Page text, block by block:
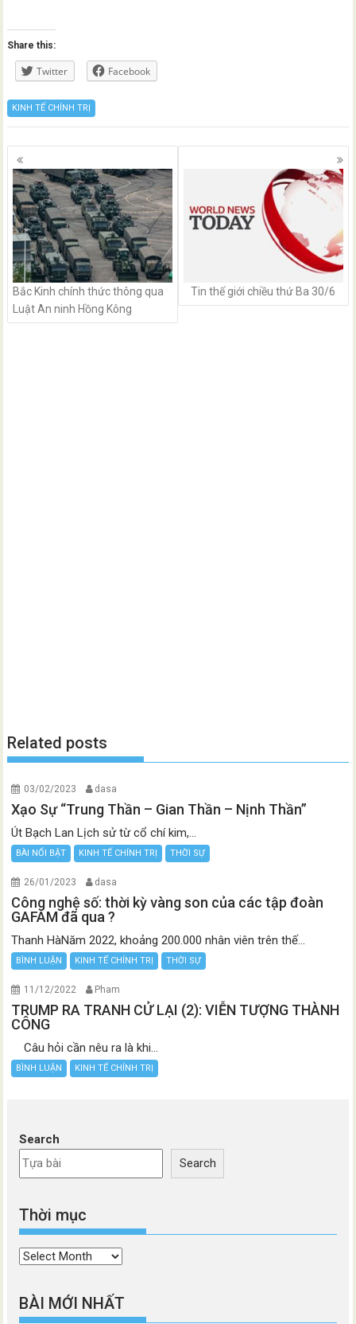
Share this:
Twitter Facebook
KINH TẾ CHÍNH TRỊ
Posts
navigation
Bắc Kinh chính thức thông qua
Luật An ninh Hồng Kông
Tin thế giới chiều thứ Ba 30/6
Related posts
03/02/2023 dasa
Xạo Sự “Trung Thần – Gian Thần – Nịnh Thần”
Út Bạch Lan Lịch sử từ cổ chí kim,...
BÀI NỔI BẬT KINH TẾ CHÍNH TRỊ THỜI SỰ
26/01/2023 dasa
Công nghệ số: thời kỳ vàng son của các tập đoàn
GAFAM đã qua ?
Thanh HàNăm 2022, khoảng 200.000 nhân viên trên thế...
BÌNH LUẬN KINH TẾ CHÍNH TRỊ THỜI SỰ
11/12/2022 Pham
TRUMP RA TRANH CỬ LẠI (2): VIỄN TƯỢNG THÀNH
CÔNG
Câu hỏi cần nêu ra là khi...
BÌNH LUẬN KINH TẾ CHÍNH TRỊ
Search
Search
Thời mục
Thời
BÀI MỚI NHẤT